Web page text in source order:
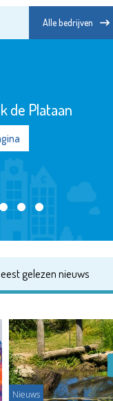
Alle bedrijven
de Plataan
gelezen nieuws
Nieuws